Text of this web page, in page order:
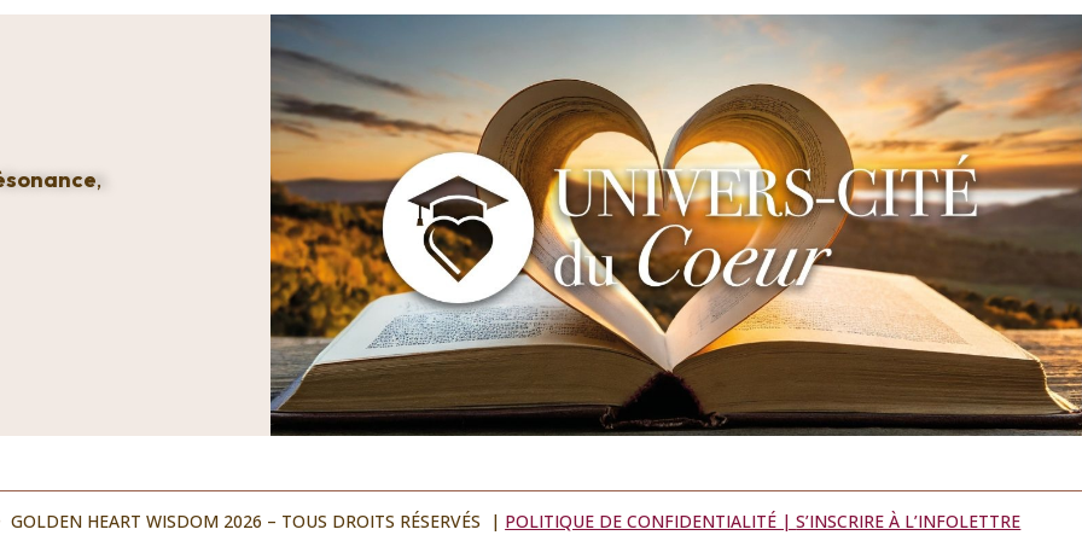
,
HEART WISDOM 2026 – TOUS DROITS RÉSERVÉS | POLITIQUE DE CONFIDENTIALITÉ |S’INSCRIRE À L’INFOLETTRE